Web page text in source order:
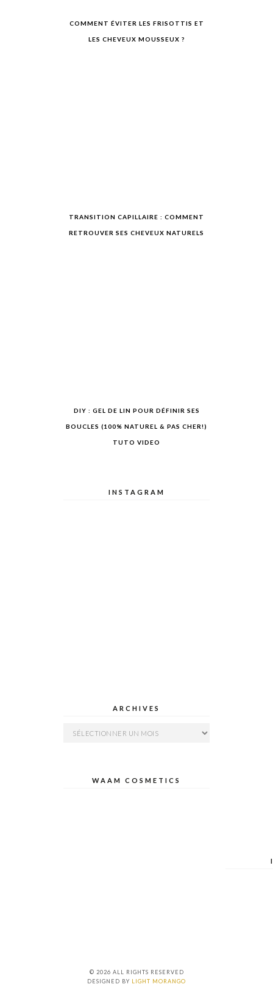
COMMENT ÉVITER LES FRISOTTIS ET
LES CHEVEUX MOUSSEUX ?
TRANSITION CAPILLAIRE : COMMENT
RETROUVER SES CHEVEUX NATURELS
DIY : GEL DE LIN POUR DÉFINIR SES
BOUCLES (100% NATUREL & PAS CHER!)
TUTO VIDEO
INSTAGRAM
ARCHIVES
Archives
WAAM COSMETICS
© 2026 ALL RIGHTS RESERVED
DESIGNED BY LIGHT MORANGO